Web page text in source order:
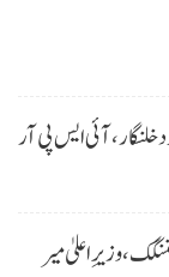
،وزیرِ اعلیٰ میر